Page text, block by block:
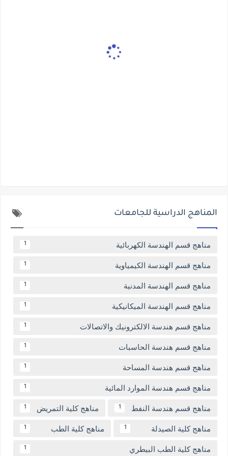
المناهج الدراسية للجامعات
مناهج قسم الهندسة الكهربائية 1
مناهج قسم الهندسة الكيمياوية 1
مناهج قسم الهندسة المدنية 1
مناهج قسم الهندسة الميكانيكية 1
مناهج قسم هندسة الالكترونيك والاتصالات 1
مناهج قسم هندسة الحاسبات 1
مناهج قسم هندسة المساحة 1
مناهج قسم هندسة الموارد المائية 1
مناهج قسم هندسة النفط 1 مناهج كلية التمريض 1
مناهج كلية الصيدلة 1 مناهج كلية الطب 1
مناهج كلية الطب البيطري 1